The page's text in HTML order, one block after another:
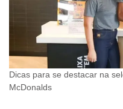
Dicas para se destacar na
McDonalds